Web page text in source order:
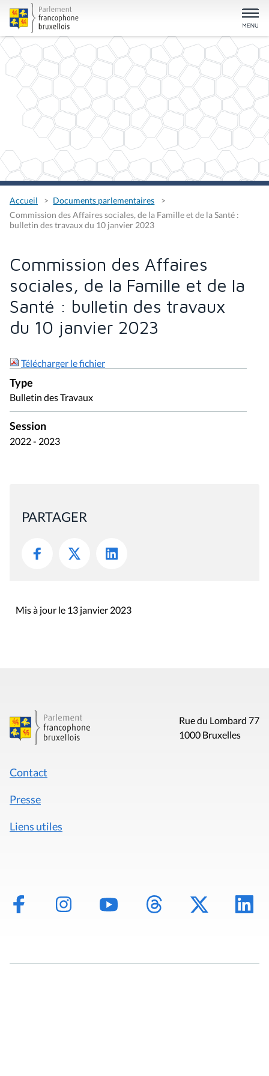
Accueil
Documents parlementaires
Commission des Affaires sociales, de la Famille et de la Santé :
bulletin des travaux du 10 janvier 2023
Commission des Affaires
sociales, de la Famille et de la
Santé : bulletin des travaux
du 10 janvier 2023
Télécharger le fichier
Type
Bulletin des Travaux
Session
2022 - 2023
PARTAGER
Mis à jour le 13 janvier 2023
Rue du Lombard 77
1000 Bruxelles
Contact
Presse
Liens utiles